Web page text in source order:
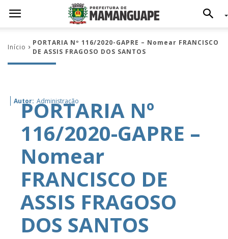
Início
PORTARIA Nº 116/2020-GAPRE – Nomear FRANCISCO
DE ASSIS FRAGOSO DOS SANTOS
Autor: Administração
PORTARIA Nº
116/2020-GAPRE –
Nomear
FRANCISCO DE
ASSIS FRAGOSO
DOS SANTOS